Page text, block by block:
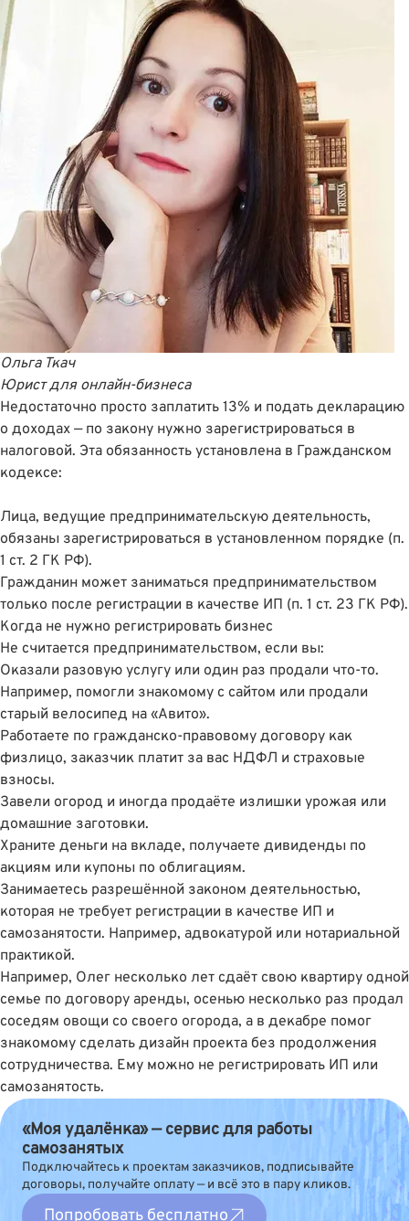
Ольга Ткач
Юрист для онлайн-бизнеса
Недостаточно просто заплатить 13% и подать декларацию
о доходах — по закону нужно зарегистрироваться в
налоговой. Эта обязанность установлена в Гражданском
кодексе:
Лица, ведущие предпринимательскую деятельность,
обязаны зарегистрироваться в установленном порядке (п.
1 ст. 2 ГК РФ).
Гражданин может заниматься предпринимательством
только после регистрации в качестве ИП (п. 1 ст. 23 ГК РФ).
Когда не нужно регистрировать бизнес
Не считается предпринимательством, если вы:
Оказали разовую услугу или один раз продали что-то.
Например, помогли знакомому с сайтом или продали
старый велосипед на «Авито».
Работаете по гражданско-правовому договору как
физлицо, заказчик платит за вас НДФЛ и страховые
взносы.
Завели огород и иногда продаёте излишки урожая или
домашние заготовки.
Храните деньги на вкладе, получаете дивиденды по
акциям или купоны по облигациям.
Занимаетесь разрешённой законом деятельностью,
которая не требует регистрации в качестве ИП и
самозанятости. Например, адвокатурой или нотариальной
практикой.
Например, Олег несколько лет сдаёт свою квартиру одной
семье по договору аренды, осенью несколько раз продал
соседям овощи со своего огорода, а в декабре помог
знакомому сделать дизайн проекта без продолжения
сотрудничества. Ему можно не регистрировать ИП или
самозанятость.
«Моя удалёнка» — сервис для работы
самозанятых
Подключайтесь к проектам заказчиков, подписывайте
договоры, получайте оплату — и всё это в пару кликов.
Попробовать бесплатно